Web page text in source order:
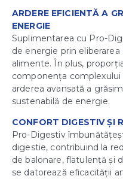
ARDERE EFICIENTĂ A
ENERGIE
Suplimentarea cu Pro-
de energie prin
alimente. În plus,
componența
arderea avansată a
sustenabilă de energie.
CONFORT DIGESTIV ȘI
Pro-Digestiv
digestie, contribuind la
de balonare, flatulență și
se datorează eficacității